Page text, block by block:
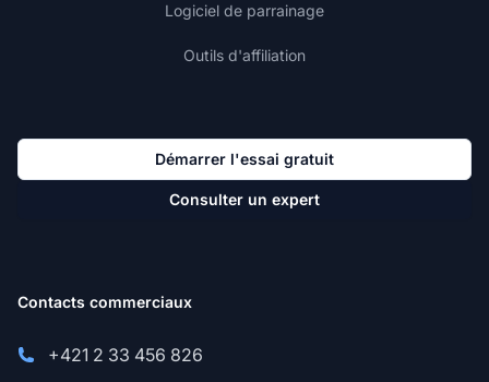
Logiciel de parrainage
Outils d'affiliation
Démarrer l'essai gratuit
Consulter un expert
Contacts commerciaux
+421 2 33 456 826